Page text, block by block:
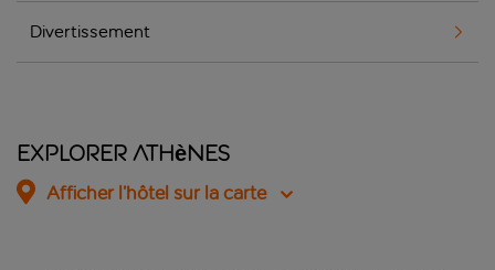
Divertissement
Explorer Athènes
Afficher l’hôtel sur la carte